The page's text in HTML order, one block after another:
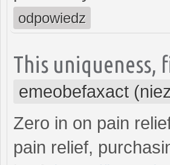
odpowiedz
This uniqueness,
emeobefaxact
Zero in on pain
pain relief,